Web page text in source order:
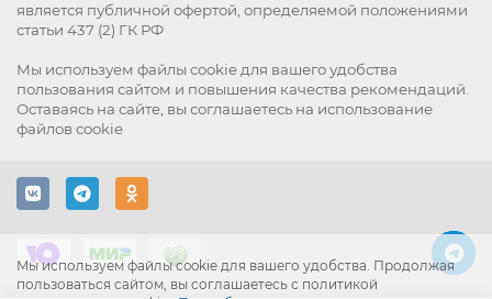
Мы используем файлы cookie для вашего удобства. Продолжая
пользоваться сайтом, вы соглашаетесь с политикой
является публичной офертой, определяемой положениями
статьи 437 (2) ГК РФ
Мы используем файлы cookie для вашего удобства
пользования сайтом и повышения качества рекомендаций.
Оставаясь на сайте, вы соглашаетесь на использование
файлов cookie